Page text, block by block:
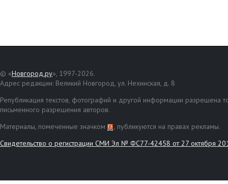
© «Новгород.ру», 1997-2026.
Адрес редакции: Великий Новгород, ул. Нехинская, д. 8
Републикация текстов, фотографий и другой информации разрешена
письменного разрешения авторов.
Материалы, помеченные значком
, публикуются на правах рекламы.
Свидетельство о регистрации СМИ Эл № ФС77-42458 от 27 октября